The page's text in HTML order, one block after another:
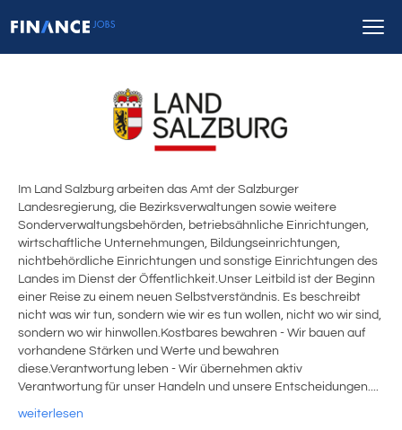
Im Land Salzburg arbeiten das Amt der Salzburger
Landesregierung, die Bezirksverwaltungen sowie weitere
Sonderverwaltungsbehörden, betriebsähnliche Einrichtungen,
wirtschaftliche Unternehmungen, Bildungseinrichtungen,
nichtbehördliche Einrichtungen und sonstige Einrichtungen des
Landes im Dienst der Öffentlichkeit.Unser Leitbild ist der Beginn
einer Reise zu einem neuen Selbstverständnis. Es beschreibt
nicht was wir tun, sondern wie wir es tun wollen, nicht wo wir sind,
sondern wo wir hinwollen.Kostbares bewahren - Wir bauen auf
vorhandene Stärken und Werte und bewahren
diese.Verantwortung leben - Wir übernehmen aktiv
Verantwortung für unser Handeln und unsere Entscheidungen....
weiterlesen